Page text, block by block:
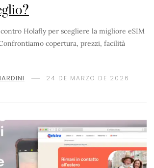
Holafly per scegliere la migliore eSIM
copertura, prezzi, facilità
24 DE MARZO DE 2026